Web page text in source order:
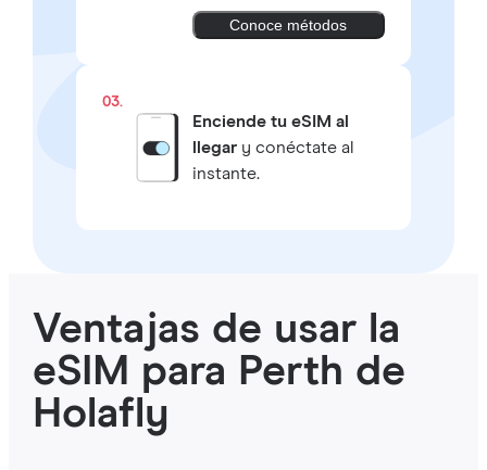
Conoce métodos
03.
Enciende tu eSIM al
llegary conéctate al
instante.
Ventajas de usar la
eSIM para Perth de
Holafly